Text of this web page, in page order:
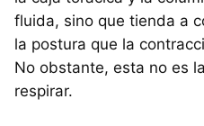
fluida, sino que tienda a
la postura que la
No obstante, esta no es
respirar.